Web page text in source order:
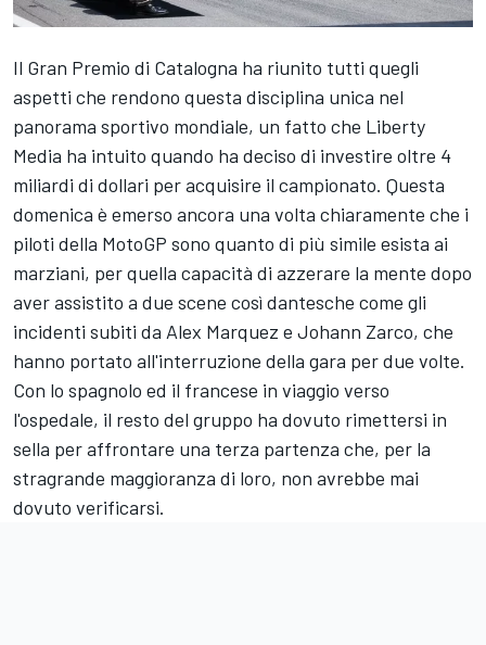
Il Gran Premio di Catalogna ha riunito tutti quegli
aspetti che rendono questa disciplina unica nel
panorama sportivo mondiale, un fatto che Liberty
Media ha intuito quando ha deciso di investire oltre 4
miliardi di dollari per acquisire il campionato. Questa
domenica è emerso ancora una volta chiaramente che i
piloti della MotoGP sono quanto di più simile esista ai
marziani, per quella capacità di azzerare la mente dopo
aver assistito a due scene così dantesche come gli
incidenti subiti da Alex Marquez e Johann Zarco, che
hanno portato all'interruzione della gara per due volte.
Con lo spagnolo ed il francese in viaggio verso
l'ospedale, il resto del gruppo ha dovuto rimettersi in
sella per affrontare una terza partenza che, per la
stragrande maggioranza di loro, non avrebbe mai
dovuto verificarsi.